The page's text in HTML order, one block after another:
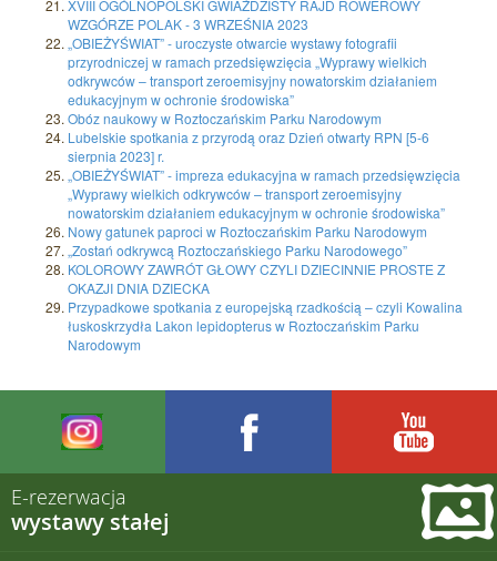
XVIII OGÓLNOPOLSKI GWIAŹDZISTY RAJD ROWEROWY
WZGÓRZE POLAK - 3 WRZEŚNIA 2023
„OBIEŻYŚWIAT” - uroczyste otwarcie wystawy fotografii
przyrodniczej w ramach przedsięwzięcia „Wyprawy wielkich
odkrywców – transport zeroemisyjny nowatorskim działaniem
edukacyjnym w ochronie środowiska”
Obóz naukowy w Roztoczańskim Parku Narodowym
Lubelskie spotkania z przyrodą oraz Dzień otwarty RPN [5-6
sierpnia 2023] r.
„OBIEŻYŚWIAT” - impreza edukacyjna w ramach przedsięwzięcia
„Wyprawy wielkich odkrywców – transport zeroemisyjny
nowatorskim działaniem edukacyjnym w ochronie środowiska”
Nowy gatunek paproci w Roztoczańskim Parku Narodowym
„Zostań odkrywcą Roztoczańskiego Parku Narodowego”
KOLOROWY ZAWRÓT GŁOWY CZYLI DZIECINNIE PROSTE Z
OKAZJI DNIA DZIECKA
Przypadkowe spotkania z europejską rzadkością – czyli Kowalina
łuskoskrzydła Lakon lepidopterus w Roztoczańskim Parku
Narodowym
E-rezerwacja
wystawy stałej